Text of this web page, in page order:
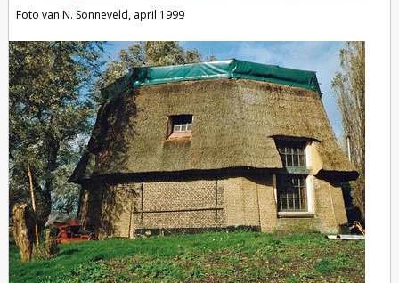
Foto van N. Sonneveld, april 1999